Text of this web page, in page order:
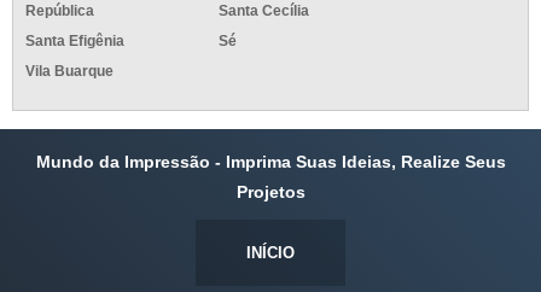
República
Santa Cecília
Santa Efigênia
Sé
Vila Buarque
Mundo da Impressão - Imprima Suas Ideias, Realize Seus
Projetos
INÍCIO